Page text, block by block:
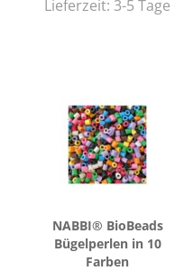
Lieferzeit: 3-5 Tage
NABBI® Bio­Beads
Bü­gel­per­len in 10
Far­ben